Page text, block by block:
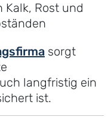
Kalk, Rost und
sorgt
langfristig ein
ist.